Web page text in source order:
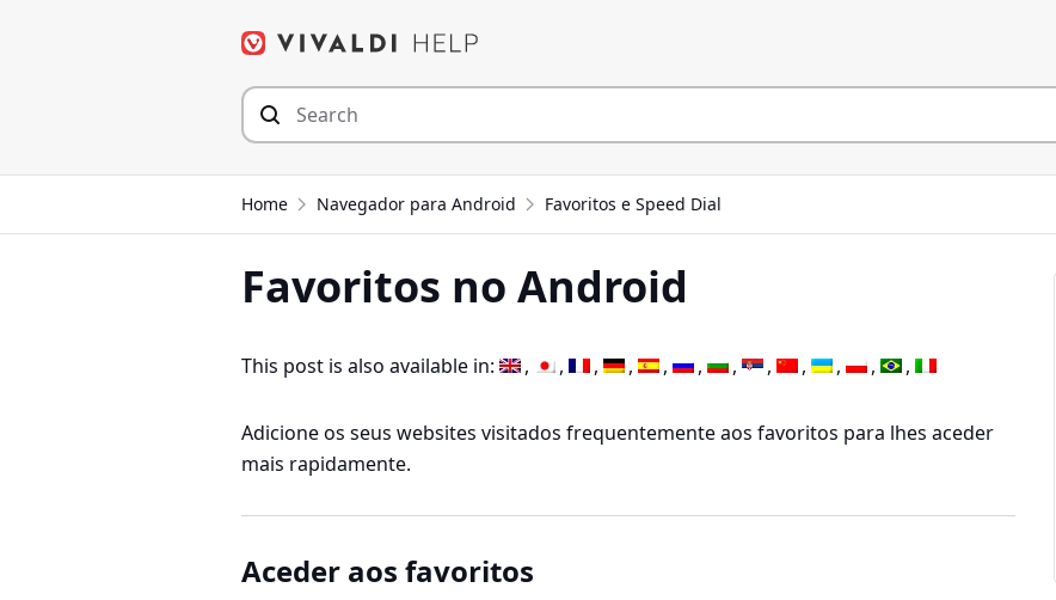
Home Navegador para Android Favoritos e Speed Dial
Favoritos no Android
This post is also available in:
Adicione os seus websites visitados frequentemente aos favoritos para lhes aceder
mais rapidamente.
Aceder aos favoritos